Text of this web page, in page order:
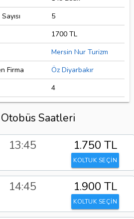
5
1700 TL
Mersin Nur Turizm
Firma
Öz Diyarbakır
4
Saatleri
13:45 1.750 TL
KOLTUK SEÇİN
14:45 1.900 TL
KOLTUK SEÇİN